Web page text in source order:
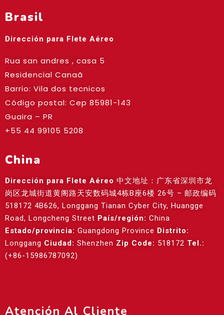
Brasil
Dirección para Flete Aéreo
Rua san andres , casa 5
Residencial Canaã
Barrio: Vila dos tecnicos
Código postal: Cep 85981-143
Guaira – PR
+55 44 99105 5208
China
Dirección para Flete Aéreo 中文地址：广东省深圳市龙
岗区龙城街道黄阁路天安数码城4栋B座6楼 26号 – 邮政编码
518172 4B626, Longgang Tianan Cyber City, Huangge
Road, Longcheng Street País/región: China
Estado/provincia: Guangdong Province Distrito:
Longgang Ciudad: Shenzhen Zip Code: 518172 Tel.:
(+86-15986787092)
Atención Al Cliente